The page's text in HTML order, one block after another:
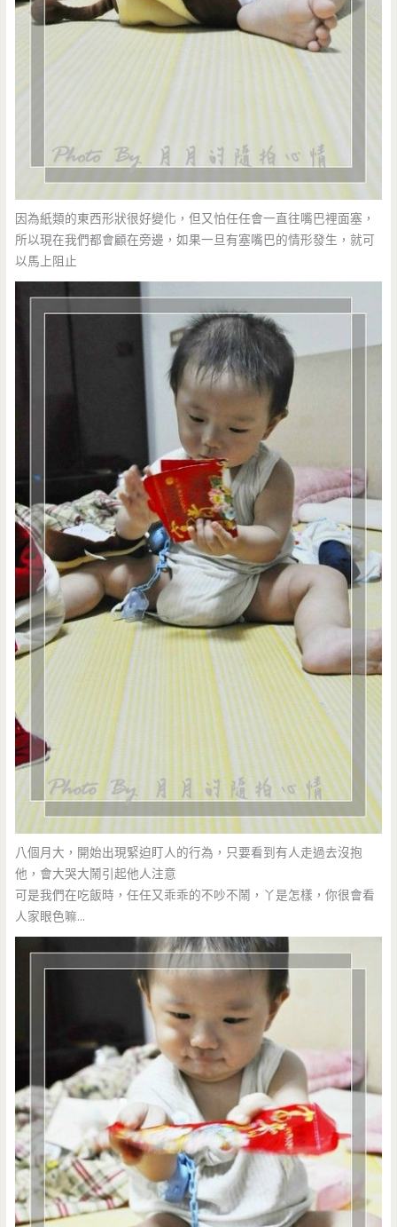
因為紙類的東西形狀很好變化，但又怕任任會一直往嘴巴裡面塞，
所以現在我們都會顧在旁邊，如果一旦有塞嘴巴的情形發生，就可
以馬上阻止
八個月大，開始出現緊迫盯人的行為，只要看到有人走過去沒抱
他，會大哭大鬧引起他人注意
可是我們在吃飯時，任任又乖乖的不吵不鬧，丫是怎樣，你很會看
人家眼色嘛…